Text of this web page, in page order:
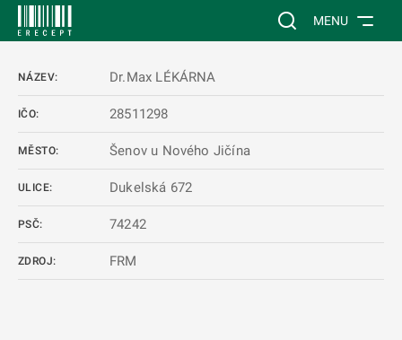
Vyhledávání na
MENU
NÁZEV: Dr.Max LÉKÁRNA
IČO: 28511298
MĚSTO: Šenov u Nového Jičína
ULICE: Dukelská 672
PSČ: 74242
ZDROJ: FRM